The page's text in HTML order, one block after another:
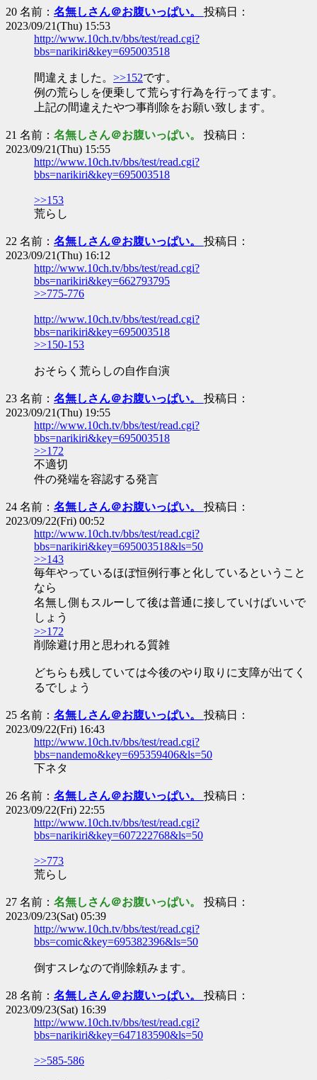
20 名前： 名無しさん＠お腹いっぱい。 投稿日：
2023/09/21(Thu) 15:53
http://www.10ch.tv/bbs/test/read.cgi?
bbs=narikiri&key=695003518
間違えました。 >>152です。
例の荒らしを便乗して荒らす行為を行ってます。
上記の間違えたやつ事削除をお願い致します。
21 名前： 名無しさん＠お腹いっぱい。 投稿日：
2023/09/21(Thu) 15:55
http://www.10ch.tv/bbs/test/read.cgi?
bbs=narikiri&key=695003518
>>153
荒らし
22 名前： 名無しさん＠お腹いっぱい。 投稿日：
2023/09/21(Thu) 16:12
http://www.10ch.tv/bbs/test/read.cgi?
bbs=narikiri&key=662793795
>>775-776
http://www.10ch.tv/bbs/test/read.cgi?
bbs=narikiri&key=695003518
>>150-153
おそらく荒らしの自作自演
23 名前： 名無しさん＠お腹いっぱい。 投稿日：
2023/09/21(Thu) 19:55
http://www.10ch.tv/bbs/test/read.cgi?
bbs=narikiri&key=695003518
>>172
不適切
件の発端を容認する発言
24 名前： 名無しさん＠お腹いっぱい。 投稿日：
2023/09/22(Fri) 00:52
http://www.10ch.tv/bbs/test/read.cgi?
bbs=narikiri&key=695003518&ls=50
>>143
毎年やっているほぼ恒例行事と化しているということ
なら
名無し側もスルーして後は普通に接していけばいいで
しょう
>>172
削除避け用と思われる質雑
どちらも残していては今後のやり取りに支障が出てく
るでしょう
25 名前： 名無しさん＠お腹いっぱい。 投稿日：
2023/09/22(Fri) 16:43
http://www.10ch.tv/bbs/test/read.cgi?
bbs=nandemo&key=695359406&ls=50
下ネタ
26 名前： 名無しさん＠お腹いっぱい。 投稿日：
2023/09/22(Fri) 22:55
http://www.10ch.tv/bbs/test/read.cgi?
bbs=narikiri&key=607222768&ls=50
>>773
荒らし
27 名前： 名無しさん＠お腹いっぱい。 投稿日：
2023/09/23(Sat) 05:39
http://www.10ch.tv/bbs/test/read.cgi?
bbs=comic&key=695382396&ls=50
倒すスレなので削除頼みます。
28 名前： 名無しさん＠お腹いっぱい。 投稿日：
2023/09/23(Sat) 16:39
http://www.10ch.tv/bbs/test/read.cgi?
bbs=narikiri&key=647183590&ls=50
>>585-586